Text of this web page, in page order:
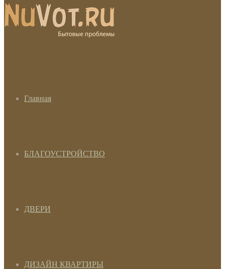
Главная
БЛАГОУСТРОЙСТВО
ДВЕРИ
ДИЗАЙН КВАРТИРЫ